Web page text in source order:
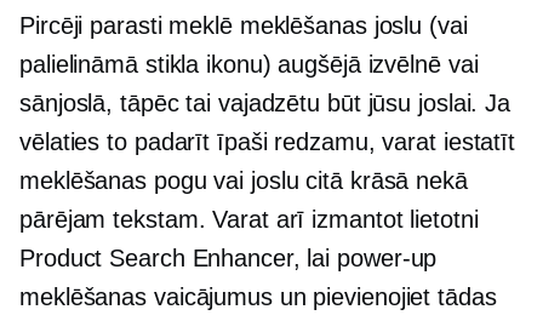
Pircēji parasti meklē meklēšanas joslu (vai
palielināmā stikla ikonu) augšējā izvēlnē vai
sānjoslā, tāpēc tai vajadzētu būt jūsu joslai. Ja
vēlaties to padarīt īpaši redzamu, varat iestatīt
meklēšanas pogu vai joslu citā krāsā nekā
pārējam tekstam. Varat arī izmantot lietotni
Product Search Enhancer, lai power-up
meklēšanas vaicājumus un pievienojiet tādas